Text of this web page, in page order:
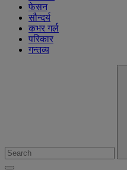
फेसन
सौन्दर्य
कभर गर्ल
परिकार
गन्तव्य